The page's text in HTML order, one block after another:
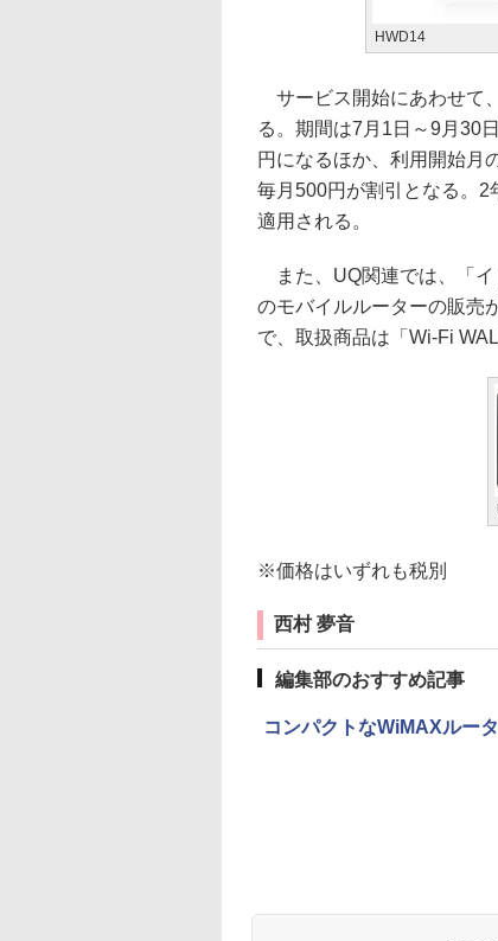
HWD14
サービス開始にあわせて
る。期間は7月1日～9月30
円になるほか、利用開始月
毎月500円が割引となる。
適用される。
また、UQ関連では、「イ
のモバイルルーターの販売
で、取扱商品は「Wi-Fi
※価格はいずれも税別
西村 夢音
編集部のおすすめ記事
コンパクトなWiMAXルー